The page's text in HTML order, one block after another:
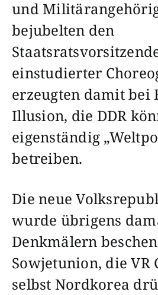
und
bejubelten den
einstudierter
erzeugten damit bei
Illusion, die DDR
eigenständig
betreiben.
Die neue
wurde übrigens
Denkmälern
Sowjetunion, die VR
selbst Nordkorea